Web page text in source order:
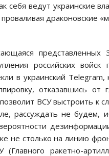
себя ведут украинские
драконовские
представленных
российских войск
в украинский
отказавшись
ВСУ выстроить к
рассуждать не будем,
не столько на линию
ракетно-